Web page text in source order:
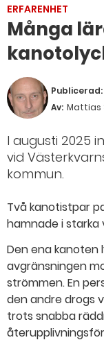
ERFARENHET
Många
Publicerad:
Av: Mattias
I augusti 2025
vid
kommun.
Två kanotistpar
hamnade i
Den ena kanoten
avgränsningen
strömmen. En
den andre drogs
trots snabba